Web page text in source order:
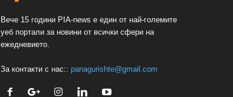
Вече 15 години PIA-news е един от най-големите
уеб портали за новини от всички сфери на
ежедневието.
За контакти с нас:: panagurishte@gmail.com